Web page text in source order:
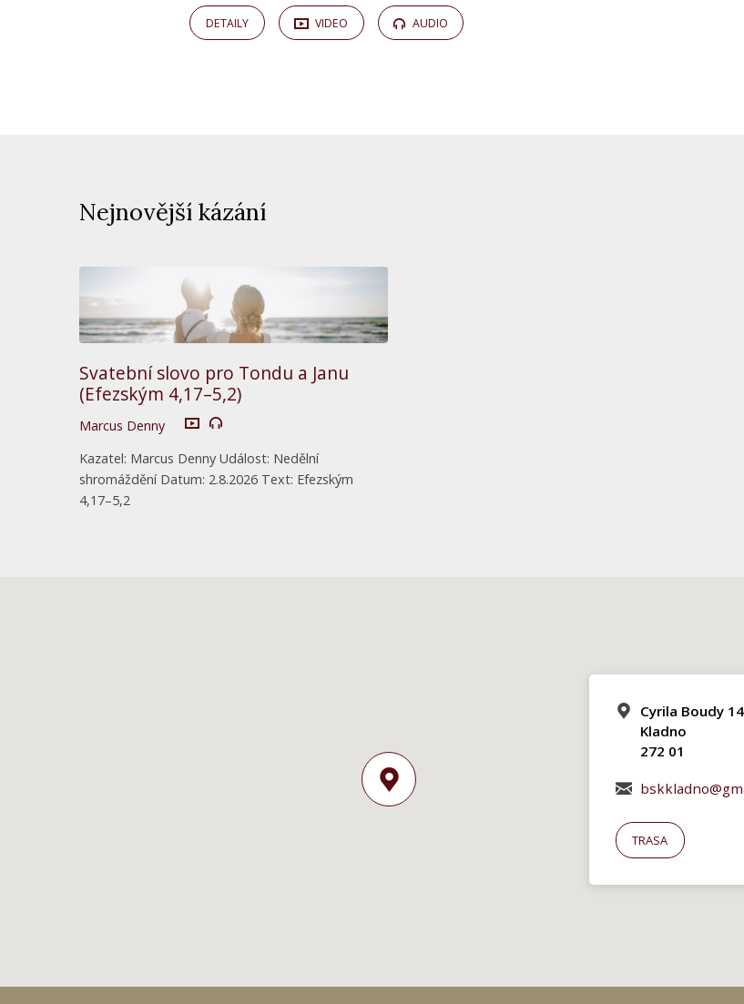
DETAILY VIDEO AUDIO
Nejnovější kázání
Svatební slovo pro Tondu a Janu
(Efezským 4,17–5,2)
Marcus Denny
Kazatel: Marcus Denny Událost: Nedělní
shromáždění Datum: 2.8.2026 Text: Efezským
4,17–5,2
Cyrila Boudy
Kladno
272 01
TRASA